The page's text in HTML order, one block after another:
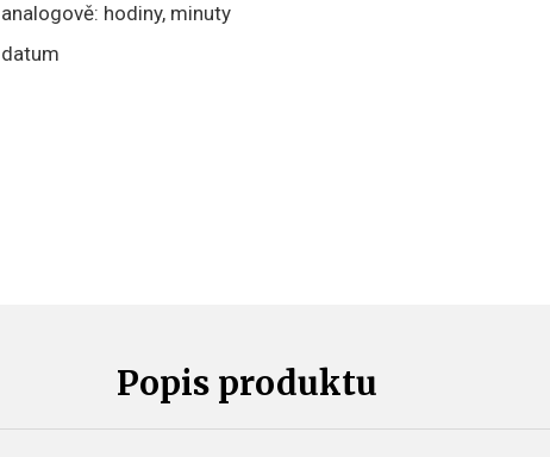
analogově: hodiny, minuty
datum
Popis produktu